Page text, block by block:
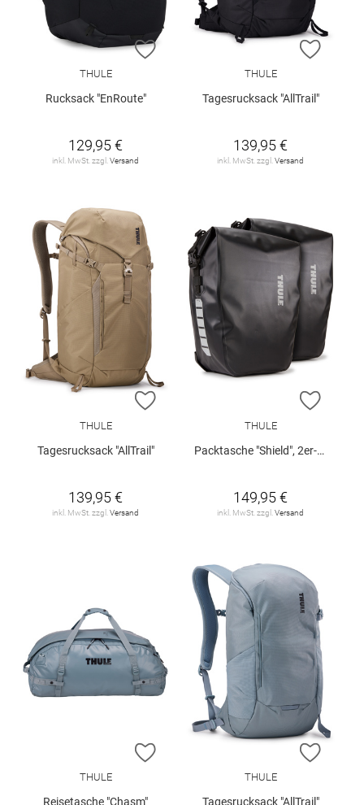
ZUR WUNSCHLISTE HINZUFÜGEN
THULE
Rucksack "EnRoute"
129,95 €
inkl. MwSt. zzgl. Versand
ZUR
THULE
Tagesrucksack "AllTrail"
139,95 €
inkl. MwSt. zzgl. Versand
ZUR WUNSCHLISTE HINZUFÜGEN
THULE
Tagesrucksack "AllTrail"
139,95 €
inkl. MwSt. zzgl. Versand
ZUR
THULE
Packtasche "Shield", 2er-Pack
149,95 €
inkl. MwSt. zzgl. Versand
ZUR WUNSCHLISTE HINZUFÜGEN
THULE
Reisetasche "Chasm"
ZUR
THULE
Tagesrucksack "AllTrail"